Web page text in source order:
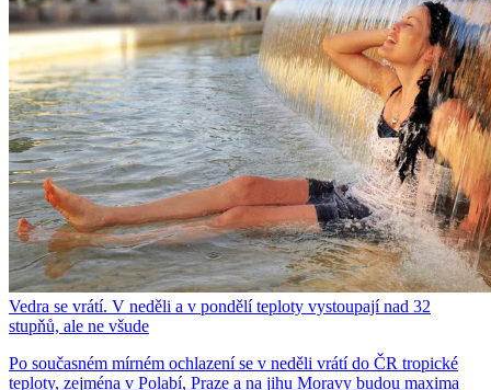
Vedra se vrátí. V neděli a v pondělí teploty vystoupají nad 32
stupňů, ale ne všude
Po současném mírném ochlazení se v neděli vrátí do ČR tropické
teploty, zejména v Polabí, Praze a na jihu Moravy budou maxima